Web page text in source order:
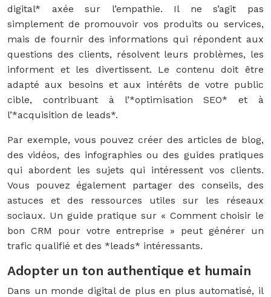
digital* axée sur l’empathie. Il ne s’agit pas
simplement de promouvoir vos produits ou services,
mais de fournir des informations qui répondent aux
questions des clients, résolvent leurs problèmes, les
informent et les divertissent. Le contenu doit être
adapté aux besoins et aux intérêts de votre public
cible, contribuant à l’*optimisation SEO* et à
l’*acquisition de leads*.
Par exemple, vous pouvez créer des articles de blog,
des vidéos, des infographies ou des guides pratiques
qui abordent les sujets qui intéressent vos clients.
Vous pouvez également partager des conseils, des
astuces et des ressources utiles sur les réseaux
sociaux. Un guide pratique sur « Comment choisir le
bon CRM pour votre entreprise » peut générer un
trafic qualifié et des *leads* intéressants.
Adopter un ton authentique et humain
Dans un monde digital de plus en plus automatisé, il